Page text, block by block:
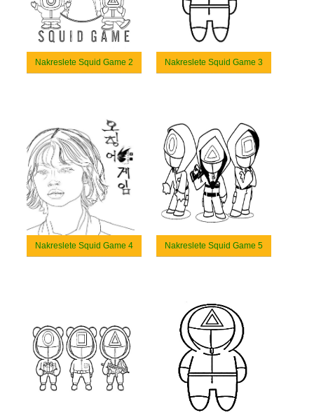
Nakreslete Squid Game 2 Nakreslete Squid Game 3
Nakreslete Squid Game 4 Nakreslete Squid Game 5